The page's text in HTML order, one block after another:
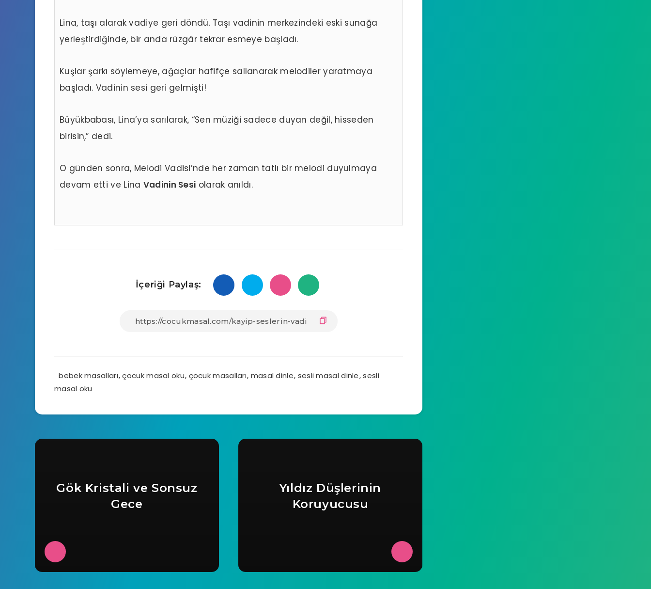
Lina, taşı alarak vadiye geri döndü. Taşı vadinin merkezindeki eski sunağa
yerleştirdiğinde, bir anda rüzgâr tekrar esmeye başladı.
Kuşlar şarkı söylemeye, ağaçlar hafifçe sallanarak melodiler yaratmaya
başladı. Vadinin sesi geri gelmişti!
Büyükbabası, Lina’ya sarılarak, “Sen müziği sadece duyan değil, hisseden
birisin,” dedi.
O günden sonra, Melodi Vadisi’nde her zaman tatlı bir melodi duyulmaya
devam etti ve Lina Vadinin Sesi olarak anıldı.
İçeriği Paylaş:
bebek masalları,çocuk masal oku, çocuk masalları, masal dinle, sesli masal dinle,sesli
masal oku
Gök Kristali ve Sonsuz
Gece
Yıldız Düşlerinin
Koruyucusu